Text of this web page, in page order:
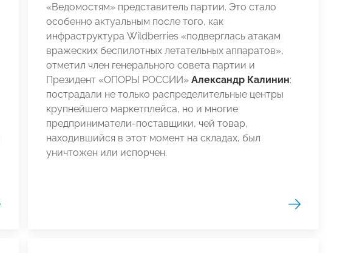
«Ведомостям» представитель партии. Это стало
особенно актуальным после того, как
инфраструктура Wildberries «подверглась атакам
вражеских беспилотных летательных аппаратов»,
отметил член генерального совета партии и
Президент «ОПОРЫ РОССИИ» Александр Калинин:
пострадали не только распределительные центры
крупнейшего маркетплейса, но и многие
предприниматели-поставщики, чей товар,
находившийся в этот момент на складах, был
уничтожен или испорчен.